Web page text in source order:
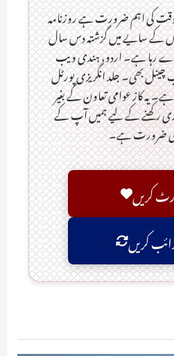
کی اہم ضرورت ہےـ روزنامہ
کے سایے میں گزشتہ دس سال
رہا ہے۔ اردو، ہندی ویب
بھی۔ جلد انگریزی پورٹل
یہ کاز عوامی تعاون کے بغیر
رکھنے کے لیے ہمیں آپ کے
ضرورت ہے۔
کریں
کریں